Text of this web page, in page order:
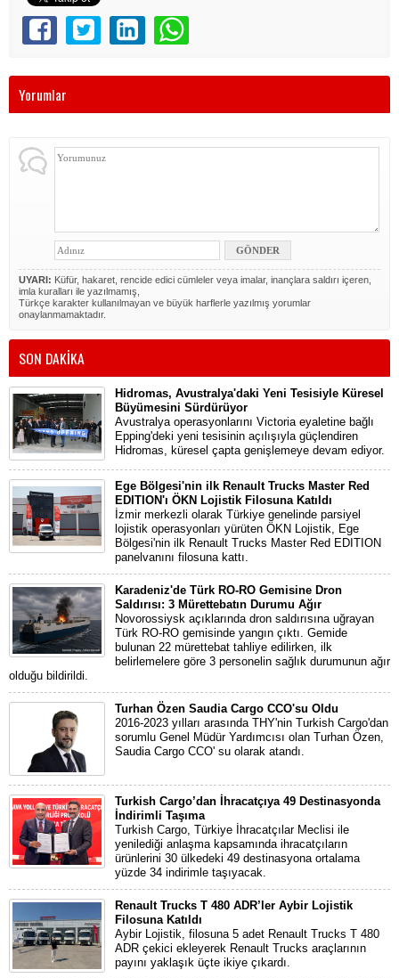
Yorumlar
UYARI: Küfür, hakaret, rencide edici cümleler veya imalar, inançlara saldırı içeren,
imla kuralları ile yazılmamış,
Türkçe karakter kullanılmayan ve büyük harflerle yazılmış yorumlar
onaylanmamaktadır.
SON DAKİKA
Hidromas, Avustralya'daki Yeni Tesisiyle Küresel
Büyümesini Sürdürüyor
Avustralya operasyonlarını Victoria eyaletine bağlı
Epping'deki yeni tesisinin açılışıyla güçlendiren
Hidromas, küresel çapta genişlemeye devam ediyor.
Ege Bölgesi'nin ilk Renault Trucks Master Red
EDITION'ı ÖKN Lojistik Filosuna Katıldı
İzmir merkezli olarak Türkiye genelinde parsiyel
lojistik operasyonları yürüten ÖKN Lojistik, Ege
Bölgesi'nin ilk Renault Trucks Master Red EDITION
panelvanını filosuna kattı.
Karadeniz'de Türk RO-RO Gemisine Dron
Saldırısı: 3 Mürettebatın Durumu Ağır
Novorossiysk açıklarında dron saldırısına uğrayan
Türk RO-RO gemisinde yangın çıktı. Gemide
bulunan 22 mürettebat tahliye edilirken, ilk
belirlemelere göre 3 personelin sağlık durumunun ağır
olduğu bildirildi.
Turhan Özen Saudia Cargo CCO'su Oldu
2016-2023 yılları arasında THY'nin Turkish Cargo'dan
sorumlu Genel Müdür Yardımcısı olan Turhan Özen,
Saudia Cargo CCO' su olarak atandı.
Turkish Cargo’dan İhracatçıya 49 Destinasyonda
İndirimli Taşıma
Turkish Cargo, Türkiye İhracatçılar Meclisi ile
yenilediği anlaşma kapsamında ihracatçıların
ürünlerini 30 ülkedeki 49 destinasyona ortalama
yüzde 34 indirimle taşıyacak.
Renault Trucks T 480 ADR’ler Aybir Lojistik
Filosuna Katıldı
Aybir Lojistik, filosuna 5 adet Renault Trucks T 480
ADR çekici ekleyerek Renault Trucks araçlarının
payını yaklaşık üçte ikiye çıkardı.